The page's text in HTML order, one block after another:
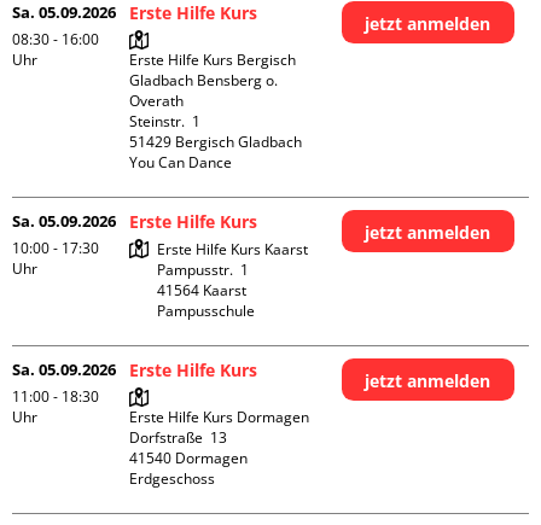
Sa. 05.09.2026
08:30 - 16:00
Uhr
Erste Hilfe Kurs
Erste Hilfe Kurs Bergisch
Gladbach Bensberg o.
Overath
Steinstr.  1
51429 Bergisch Gladbach
You Can Dance
jetzt anmelden
Sa. 05.09.2026
10:00 - 17:30
Uhr
Erste Hilfe Kurs
Erste Hilfe Kurs Kaarst
Pampusstr.  1
41564 Kaarst
Pampusschule
jetzt anmelden
Sa. 05.09.2026
11:00 - 18:30
Uhr
Erste Hilfe Kurs
Erste Hilfe Kurs Dormagen
Dorfstraße  13
41540 Dormagen
Erdgeschoss
jetzt anmelden